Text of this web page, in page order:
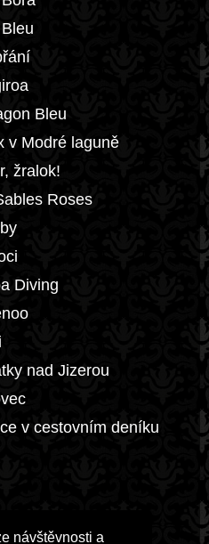
návštěvnosti a
Bleu
v Modré laguně
žralok!
Roses
Diving
nad Jizerou
v cestovním deníku